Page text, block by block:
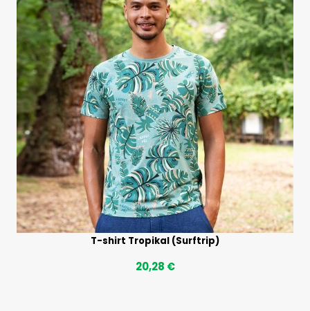
T-shirt Tropikal (Surftrip)
20,28 €